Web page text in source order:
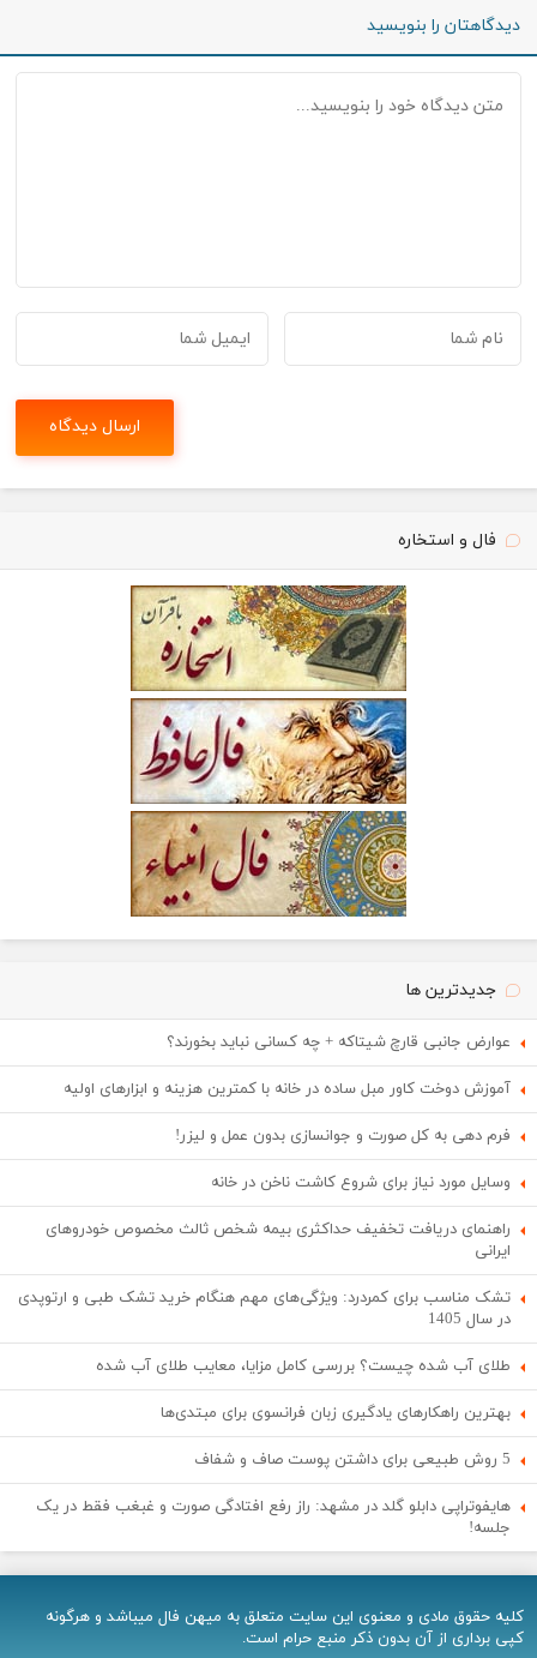
دیدگاهتان را بنویسید
فال و استخاره
جدیدترین ها
عوارض جانبی قارچ شیتاکه + چه کسانی نباید بخورند؟
آموزش دوخت کاور مبل ساده در خانه با کمترین هزینه و ابزارهای اولیه
فرم دهی به کل صورت و جوانسازی بدون عمل و لیزر!
وسایل مورد نیاز برای شروع کاشت ناخن در خانه
راهنمای دریافت تخفیف حداکثری بیمه شخص ثالث مخصوص خودروهای
ایرانی
تشک مناسب برای کمردرد: ویژگی‌های مهم هنگام خرید تشک طبی و ارتوپدی
در سال 1405
طلای آب شده چیست؟ بررسی کامل مزایا، معایب طلای آب شده
بهترین راهکارهای یادگیری زبان فرانسوی برای مبتدی‌ها
5 روش طبیعی برای داشتن پوست صاف و شفاف
هایفوتراپی دابلو گلد در مشهد: راز رفع افتادگی صورت و غبغب فقط در یک
جلسه!
کلیه حقوق مادی و معنوی اين سایت متعلق به میهن فال میباشد و هرگونه
کپی برداری از آن بدون ذکر منبع حرام است.